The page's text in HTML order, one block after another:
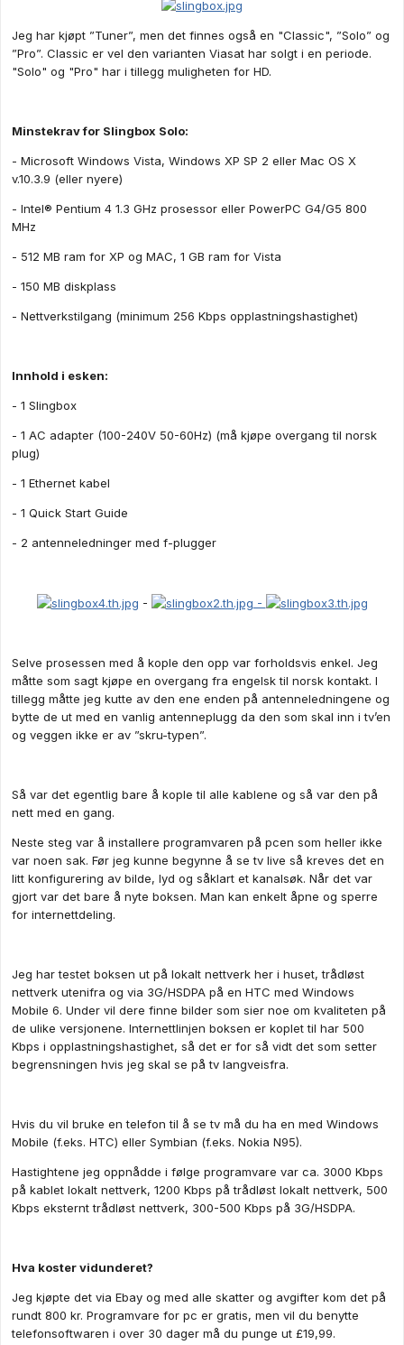
Jeg har kjøpt ”Tuner”, men det finnes også en "Classic", ”Solo” og
”Pro”. Classic er vel den varianten Viasat har solgt i en periode.
"Solo" og "Pro" har i tillegg muligheten for HD.
Minstekrav for Slingbox Solo:
- Microsoft Windows Vista, Windows XP SP 2 eller Mac OS X
v.10.3.9 (eller nyere)
- Intel® Pentium 4 1.3 GHz prosessor eller PowerPC G4/G5 800
MHz
- 512 MB ram for XP og MAC, 1 GB ram for Vista
- 150 MB diskplass
- Nettverkstilgang (minimum 256 Kbps opplastningshastighet)
Innhold i esken:
- 1 Slingbox
- 1 AC adapter (100-240V 50-60Hz) (må kjøpe overgang til norsk
plug)
- 1 Ethernet kabel
- 1 Quick Start Guide
- 2 antenneledninger med f-plugger
- -
Selve prosessen med å kople den opp var forholdsvis enkel. Jeg
måtte som sagt kjøpe en overgang fra engelsk til norsk kontakt. I
tillegg måtte jeg kutte av den ene enden på antenneledningene og
bytte de ut med en vanlig antenneplugg da den som skal inn i tv’en
og veggen ikke er av ”skru-typen”.
Så var det egentlig bare å kople til alle kablene og så var den på
nett med en gang.
Neste steg var å installere programvaren på pcen som heller ikke
var noen sak. Før jeg kunne begynne å se tv live så kreves det en
litt konfigurering av bilde, lyd og såklart et kanalsøk. Når det var
gjort var det bare å nyte boksen. Man kan enkelt åpne og sperre
for internettdeling.
Jeg har testet boksen ut på lokalt nettverk her i huset, trådløst
nettverk utenifra og via 3G/HSDPA på en HTC med Windows
Mobile 6. Under vil dere finne bilder som sier noe om kvaliteten på
de ulike versjonene. Internettlinjen boksen er koplet til har 500
Kbps i opplastningshastighet, så det er for så vidt det som setter
begrensningen hvis jeg skal se på tv langveisfra.
Hvis du vil bruke en telefon til å se tv må du ha en med Windows
Mobile (f.eks. HTC) eller Symbian (f.eks. Nokia N95).
Hastightene jeg oppnådde i følge programvare var ca. 3000 Kbps
på kablet lokalt nettverk, 1200 Kbps på trådløst lokalt nettverk, 500
Kbps eksternt trådløst nettverk, 300-500 Kbps på 3G/HSDPA.
Hva koster vidunderet?
Jeg kjøpte det via Ebay og med alle skatter og avgifter kom det på
rundt 800 kr. Programvare for pc er gratis, men vil du benytte
telefonsoftwaren i over 30 dager må du punge ut £19,99.